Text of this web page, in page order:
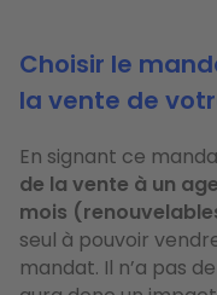
Choisir le
la vente de
En signant ce
de la vente à un
mois
seul à pouvoir
mandat. Il n’a pas